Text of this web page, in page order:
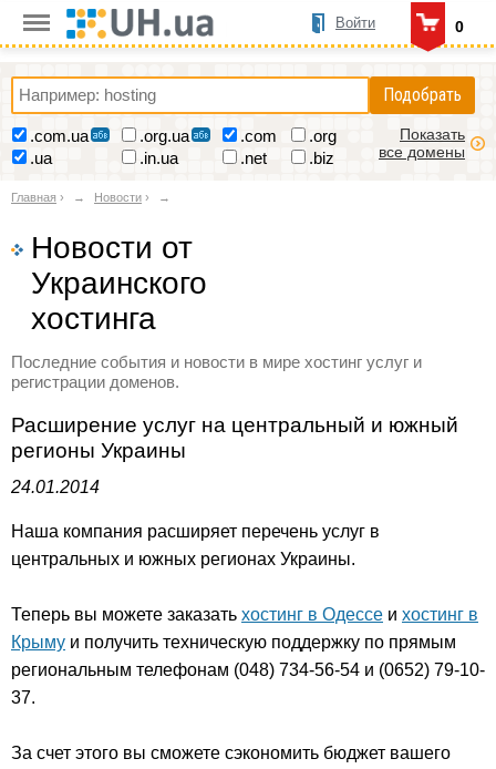
0
Войти
Подобрать
.com.ua .org.ua .com
.org
.ua
.in.ua .net .biz
Показать
все домены
Главная › Новости ›
Новости от
Украинского
хостинга
Последние события и новости в мире хостинг услуг и
регистрации доменов.
Расширение услуг на центральный и южный
регионы Украины
24.01.2014
Наша компания расширяет перечень услуг в
центральных и южных регионах Украины.
Теперь вы можете заказать хостинг в Одессе и хостинг в
Крыму и получить техническую поддержку по прямым
региональным телефонам (048) 734-56-54 и (0652) 79-10-
37.
За счет этого вы сможете сэкономить бюджет вашего